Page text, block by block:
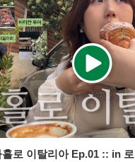
로 이탈리아 Ep.01 :: in 로